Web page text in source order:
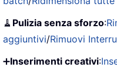
🧹 Pulizia senza sforzo:
aggiuntivi/Rimuovi
➕Inserimenti creativi: